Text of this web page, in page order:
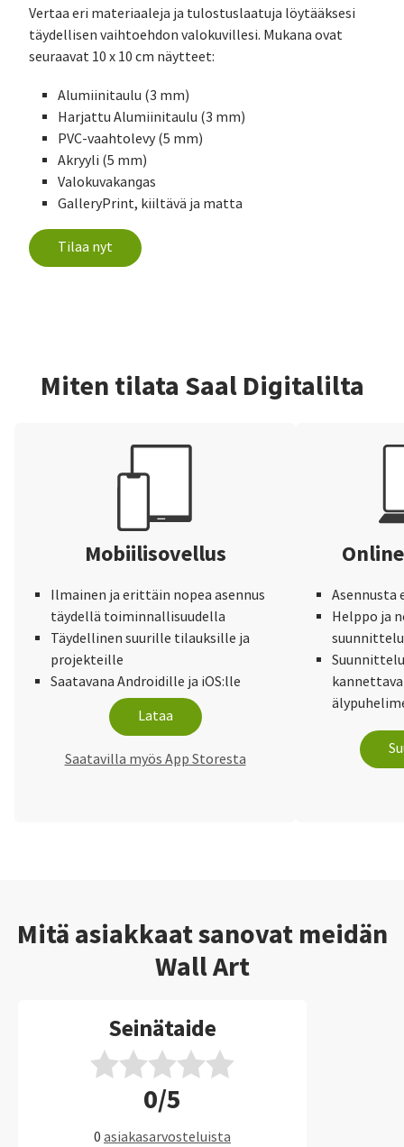
Vertaa eri materiaaleja ja tulostuslaatuja löytääksesi
täydellisen vaihtoehdon valokuvillesi. Mukana ovat
seuraavat 10 x 10 cm näytteet:
Alumiinitaulu (3 mm)
Harjattu Alumiinitaulu (3 mm)
PVC-vaahtolevy (5 mm)
Akryyli (5 mm)
Valokuvakangas
GalleryPrint, kiiltävä ja matta
Tilaa nyt
Miten tilata Saal Digitalilta
Mobiilisovellus
Ilmainen ja erittäin nopea asennus
täydellä toiminnallisuudella
Täydellinen suurille tilauksille ja
projekteille
Saatavana Androidille ja iOS:lle
Lataa
Saatavilla myös App Storesta
Asennusta
Helppo ja
Mitä asiakkaat sanovat meidän
Wall Art
Seinätaide
0/5
0 asiakasarvosteluista